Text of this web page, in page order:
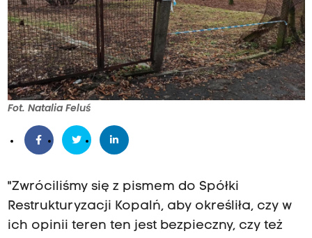
Fot. Natalia Feluś
"Zwróciliśmy się z pismem do Spółki
Restrukturyzacji Kopalń, aby określiła, czy w
ich opinii teren ten jest bezpieczny, czy też